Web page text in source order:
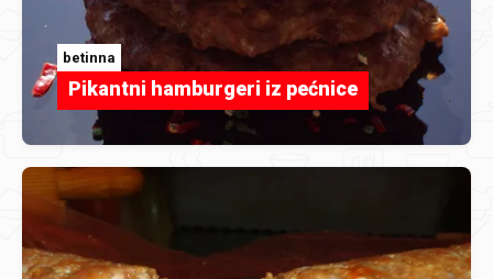
betinna
Pikantni hamburgeri iz pećnice